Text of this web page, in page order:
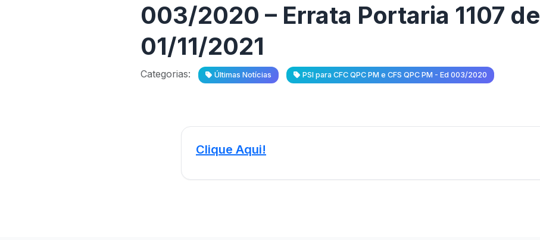
003/2020 – Errata Portaria 1107 de
01/11/2021
Categorias: Últimas Notícias PSI para CFC QPC PM e CFS QPC PM - Ed 003/2020
Clique Aqui!